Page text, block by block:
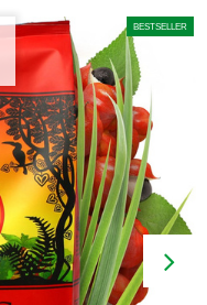
BESTSELLER